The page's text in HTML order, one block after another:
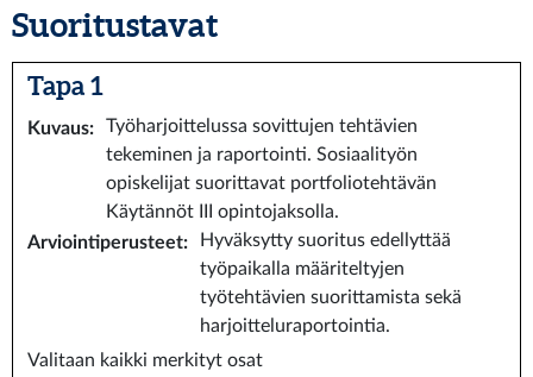
Suoritustavat
Tapa 1
Kuvaus:
Työharjoittelussa sovittujen tehtävien
tekeminen ja raportointi. Sosiaalityön
opiskelijat suorittavat portfoliotehtävän
Käytännöt III opintojaksolla.
Arviointiperusteet:
Hyväksytty suoritus edellyttää
työpaikalla määriteltyjen
työtehtävien suorittamista sekä
harjoitteluraportointia.
Valitaan kaikki merkityt osat